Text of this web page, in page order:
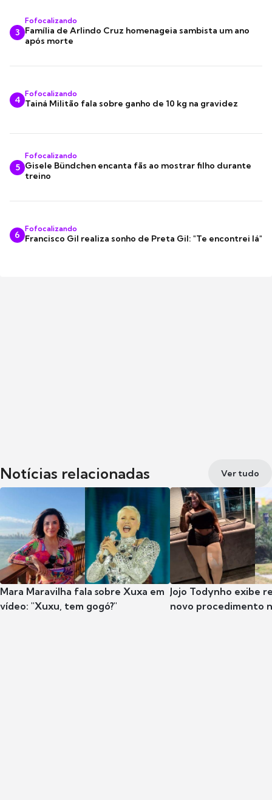
3
Fofocalizando
Família de Arlindo Cruz homenageia sambista um ano
após morte
4
Fofocalizando
Tainá Militão fala sobre ganho de 10 kg na gravidez
5
Fofocalizando
Gisele Bündchen encanta fãs ao mostrar filho durante
treino
6
Fofocalizando
Francisco Gil realiza sonho de Preta Gil: "Te encontrei lá"
Notícias relacionadas Ver tudo
Mara Maravilha fala sobre Xuxa em
vídeo: "Xuxu, tem gogó?"
Jojo Todynho exibe
novo procedimento